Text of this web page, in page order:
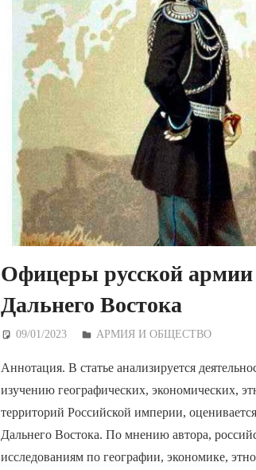
Офицеры русской
Дальнего Востока
09/01/2023 Дежурный по Редакции
АРМИЯ И ОБЩЕСТВО
Аннотация. В статье анализируется
изучению географических, экономических,
территорий Российской империи,
Дальнего Востока. По мнению автора,
исследованиям по географии, экономике,